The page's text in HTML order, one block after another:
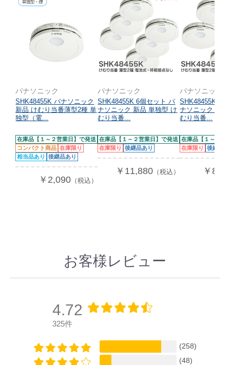
パナソニック
SHK48455K パナソニック
新品 けむり当番薄型2種 単
独型（電...
在庫品【１～２営業日】で発送
コンパクト商品 在庫限り
相当品あり
後継品あり
￥2,090 （税込）
パナソニック
SHK48455K 6個セット パ
ナソニック 新品 単独型 け
むり当番...
在庫品【１～２営業日】で発送
在庫限り
後継品あり
￥11,880 （税込）
パナソニック
SHK48455K 4
ナソニック 新
むり当番...
在庫品【１～２営
在庫限り
後継品
￥
お客様レビュー
4.72
325件
(258)
(48)